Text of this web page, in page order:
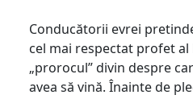
Conducătorii evrei
cel mai respectat profet
„prorocul” divin despre
avea să vină. Înainte de